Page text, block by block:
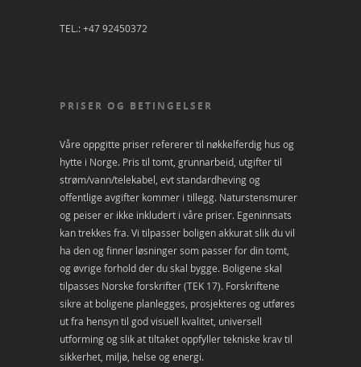
TEL.: +47 92450372
PRISER OG BETINGELSER
Våre oppgitte priser refererer til nøkkelferdig hus og
hytte i Norge. Pris til tomt, grunnarbeid, utgifter til
strøm/vann/telekabel, evt standardheving og
offentlige avgifter kommer i tillegg. Naturstensmurer
og peiser er ikke inkludert i våre priser. Egeninnsats
kan trekkes fra. Vi tilpasser boligen akkurat slik du vil
ha den og finner løsninger som passer for din tomt,
og øvrige forhold der du skal bygge. Boligene skal
tilpasses Norske forskrifter (TEK 17). Forskriftene
sikre at boligene planlegges, prosjekteres og utføres
ut fra hensyn til god visuell kvalitet, universell
utforming og slik at tiltaket oppfyller tekniske krav til
sikkerhet, miljø, helse og energi.